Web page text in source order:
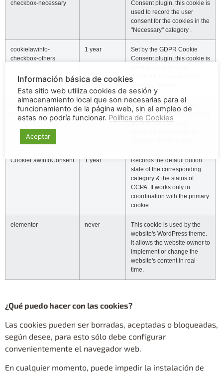
checkbox-necessary
Consent plugin, this cookie is
used to record the user
consent for the cookies in the
"Necessary" category .
cookielawinfo-
checkbox-others
1 year
Set by the GDPR Cookie
Consent plugin, this cookie is
consent for cookies in the
cookielawinfo-
checkbox-performance
1 year
Set by the GDPR Cookie
Consent plugin, this cookie is
used to store the user
CookieLawInfoConsent 1 year
Records the default button
state of the corresponding
category & the status of
CCPA. It works only in
coordination with the primary
cookie.
elementor never
This cookie is used by the
website's WordPress theme.
It allows the website owner to
implement or change the
website's content in real-
time.
¿Qué puedo hacer con las cookies?
Las cookies pueden ser borradas, aceptadas o bloqueadas,
según desee, para esto sólo debe configurar
convenientemente el navegador web.
En cualquier momento, puede impedir la instalación de
Información básica de cookies
Este sitio web utiliza cookies de sesión y
almacenamiento local que son necesarias para el
funcionamiento de la página web, sin el empleo de
estas no podría funcionar. Política de Cookies
Aceptar